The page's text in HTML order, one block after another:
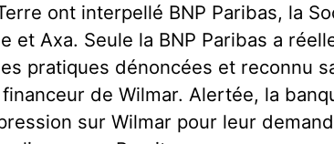
ont interpellé BNP Paribas, la
et Axa. Seule la BNP Paribas a
pratiques dénoncées et reconnu
de Wilmar. Alertée, la
sur Wilmar pour leur